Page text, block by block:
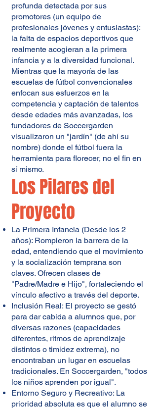
profunda detectada por sus
promotores (un equipo de
profesionales jóvenes y entusiastas):
la falta de espacios deportivos que
realmente acogieran a la primera
infancia y a la diversidad funcional.
Mientras que la mayoría de las
escuelas de fútbol convencionales
enfocan sus esfuerzos en la
competencia y captación de talentos
desde edades más avanzadas, los
fundadores de Soccergarden
visualizaron un "jardín" (de ahí su
nombre) donde el fútbol fuera la
herramienta para florecer, no el fin en
sí mismo.
Los Pilares del
Proyecto
La Primera Infancia (Desde los 2
años): Rompieron la barrera de la
edad, entendiendo que el movimiento
y la socialización temprana son
claves. Ofrecen clases de
"Padre/Madre e Hijo", fortaleciendo el
vínculo afectivo a través del deporte.
Inclusión Real: El proyecto se gestó
para dar cabida a alumnos que, por
diversas razones (capacidades
diferentes, ritmos de aprendizaje
distintos o timidez extrema), no
encontraban un lugar en escuelas
tradicionales. En Soccergarden, "todos
los niños aprenden por igual".
Entorno Seguro y Recreativo: La
prioridad absoluta es que el alumno se